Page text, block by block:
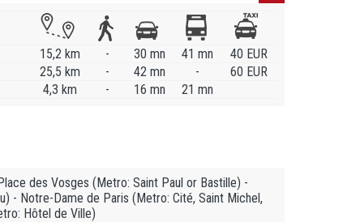
15,2 km - 30 mn 41 mn
40 EUR
25,5 km - 42 mn -
60 EUR
4,3 km - 16 mn 21 mn
des Vosges (Metro: Saint Paul or Bastille) -
- Notre-Dame de Paris (Metro: Cité, Saint Michel,
Hôtel de Ville)